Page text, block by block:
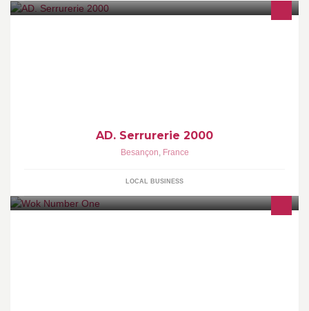
AD. Serrurerie 2000
Besançon, France
LOCAL BUSINESS